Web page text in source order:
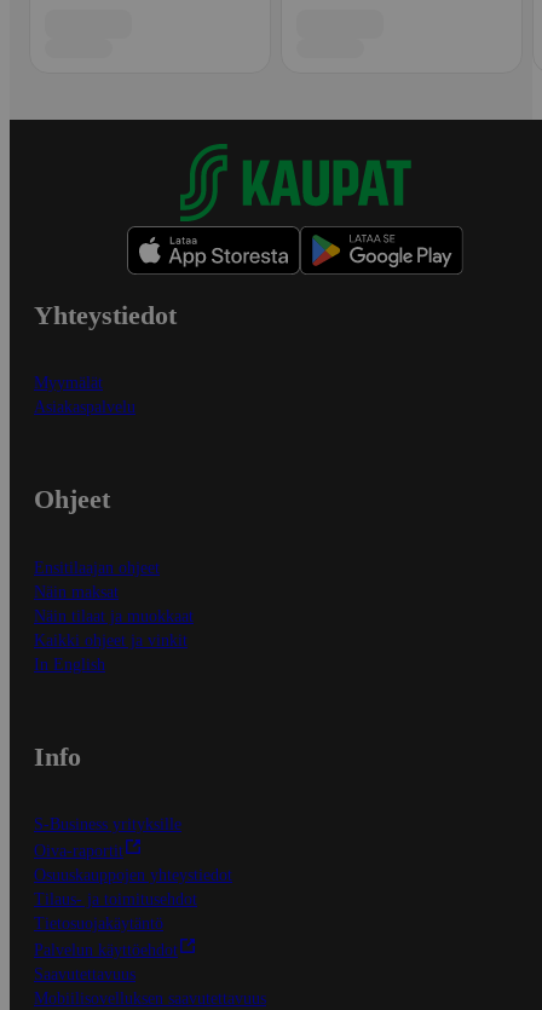
Yhteystiedot
Myymälät
Asiakaspalvelu
Ohjeet
Ensitilaajan ohjeet
Näin maksat
Näin tilaat ja muokkaat
Kaikki ohjeet ja vinkit
In English
Info
S-Business yrityksille
Oiva-raportit
Osuuskauppojen yhteystiedot
Tilaus- ja toimitusehdot
Tietosuojakäytäntö
Palvelun käyttöehdot
Saavutettavuus
Mobiilisovelluksen saavutettavuus